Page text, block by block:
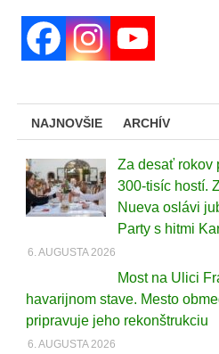
NAJNOVŠIE ARCHÍV
Za desať rokov
300-tisíc hostí.
Nueva oslávi
Party s hitmi
6. AUGUSTA 2026
Most na Ulici
havarijnom stave. Mesto
pripravuje jeho rekonštrukciu
6. AUGUSTA 2026